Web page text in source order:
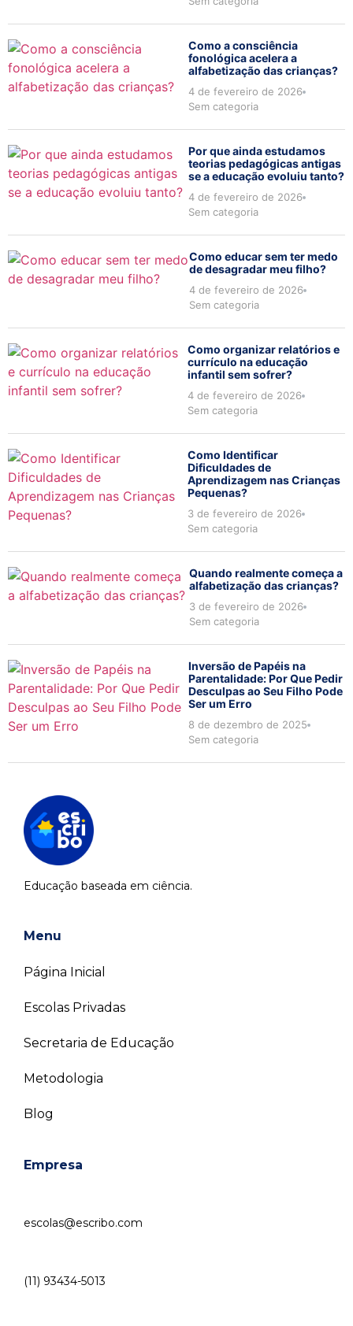
Como a consciência
fonológica acelera a
alfabetização das crianças?
4 de fevereiro de 2026
Sem categoria
Por que ainda estudamos
teorias pedagógicas antigas
se a educação evoluiu tanto?
4 de fevereiro de 2026
Sem categoria
Como educar sem ter medo
de desagradar meu filho?
4 de fevereiro de 2026
Sem categoria
Como organizar relatórios e
currículo na educação
infantil sem sofrer?
4 de fevereiro de 2026
Sem categoria
Como Identificar
Dificuldades de
Aprendizagem nas Crianças
Pequenas?
3 de fevereiro de 2026
Sem categoria
Quando realmente começa a
alfabetização das crianças?
3 de fevereiro de 2026
Sem categoria
Inversão de Papéis na
Parentalidade: Por Que Pedir
Desculpas ao Seu Filho Pode
Ser um Erro
8 de dezembro de 2025
Sem categoria
Educação baseada em ciência.
Menu
Página Inicial
Escolas Privadas
Secretaria de Educação
Metodologia
Blog
Empresa
escolas@escribo.com
(11) 93434-5013